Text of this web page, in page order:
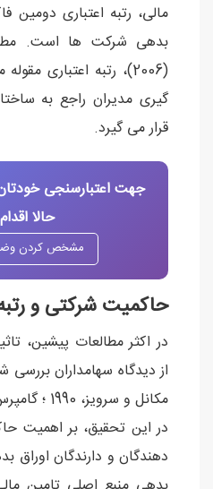
مالی، رتبه اعتباری دومین
بدهی شرکت ها است.
(2006)، رتبه اعتباری
گیری مدیران راجع به
قرار می گیرد.
جهت اعتبارسنجی
حالا
مشخص کردن
حاکمیت شرکتی و
در اکثر مطالعات پیشین،
از دیدگاه سهامداران
مکانل و سرویز، 1990 ؛ گامپرس و همکاران، 2003).
در این تحقیق، بر اهمیت
دهندگان و دارندگان اوراق